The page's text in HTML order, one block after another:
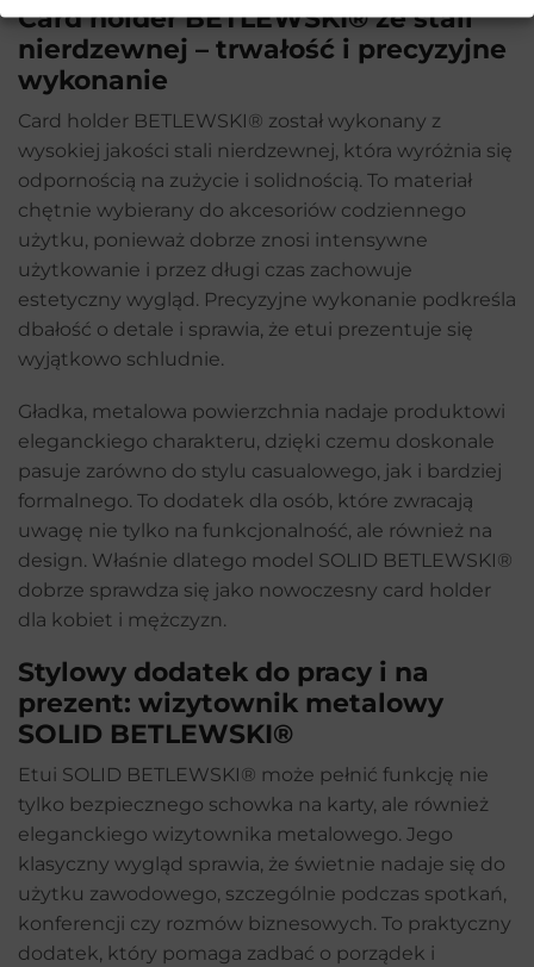
Card holder BETLEWSKI® ze stali
nierdzewnej – trwałość i precyzyjne
wykonanie
Card holder BETLEWSKI® został wykonany z
wysokiej jakości stali nierdzewnej, która wyróżnia się
odpornością na zużycie i solidnością. To materiał
chętnie wybierany do akcesoriów codziennego
użytku, ponieważ dobrze znosi intensywne
użytkowanie i przez długi czas zachowuje
estetyczny wygląd. Precyzyjne wykonanie podkreśla
dbałość o detale i sprawia, że etui prezentuje się
wyjątkowo schludnie.
Gładka, metalowa powierzchnia nadaje produktowi
eleganckiego charakteru, dzięki czemu doskonale
pasuje zarówno do stylu casualowego, jak i bardziej
formalnego. To dodatek dla osób, które zwracają
uwagę nie tylko na funkcjonalność, ale również na
design. Właśnie dlatego model SOLID BETLEWSKI®
dobrze sprawdza się jako nowoczesny card holder
dla kobiet i mężczyzn.
Stylowy dodatek do pracy i na
prezent: wizytownik metalowy
SOLID BETLEWSKI®
Etui SOLID BETLEWSKI® może pełnić funkcję nie
tylko bezpiecznego schowka na karty, ale również
eleganckiego wizytownika metalowego. Jego
klasyczny wygląd sprawia, że świetnie nadaje się do
użytku zawodowego, szczególnie podczas spotkań,
konferencji czy rozmów biznesowych. To praktyczny
dodatek, który pomaga zadbać o porządek i